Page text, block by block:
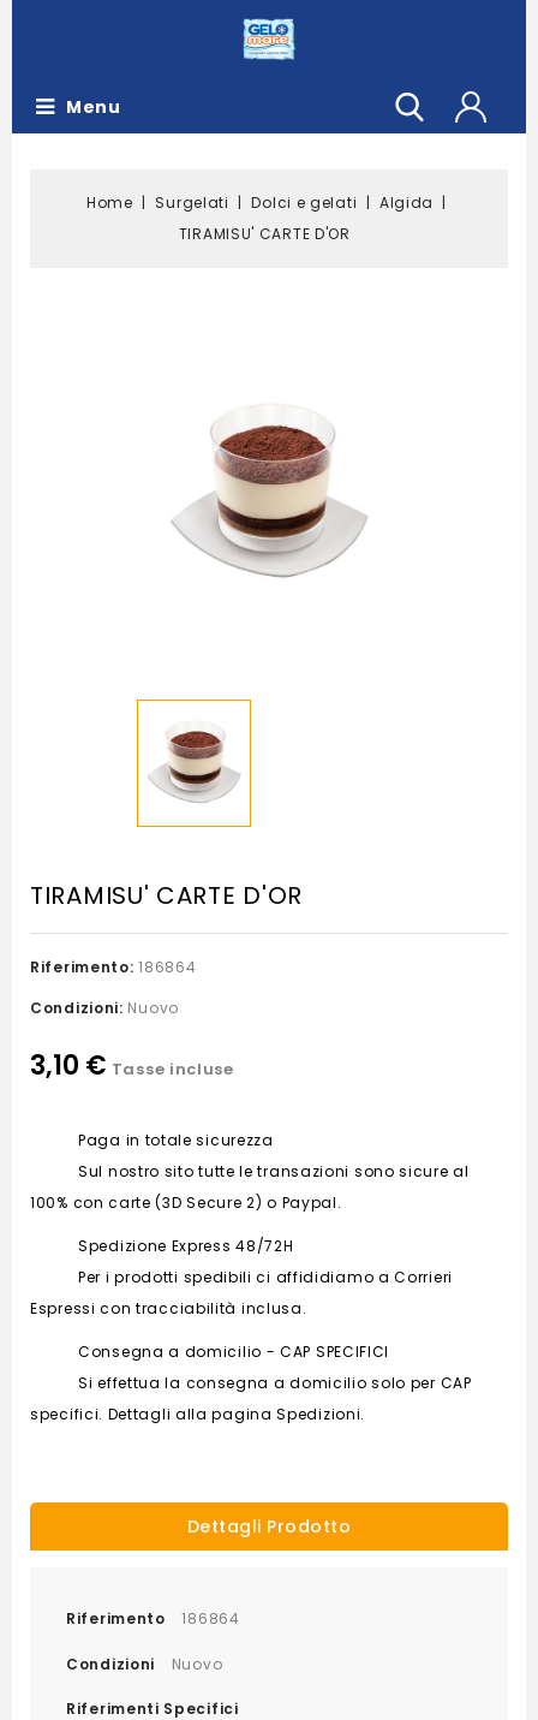
Menu
Home Surgelati Dolci e gelati
Algida
TIRAMISU' CARTE D'OR
TIRAMISU' CARTE D'OR
Riferimento: 186864
Condizioni: Nuovo
3,10 € Tasse incluse
Paga in totale sicurezza
Sul nostro sito tutte le transazioni sono sicure al
100% con carte (3D Secure 2) o Paypal.
Spedizione Express 48/72H
Per i prodotti spedibili ci affididiamo a Corrieri
Espressi con tracciabilità inclusa.
Consegna a domicilio - CAP SPECIFICI
Si effettua la consegna a domicilio solo per CAP
specifici. Dettagli alla pagina Spedizioni.
Dettagli Prodotto
Riferimento 186864
Condizioni Nuovo
Riferimenti Specifici